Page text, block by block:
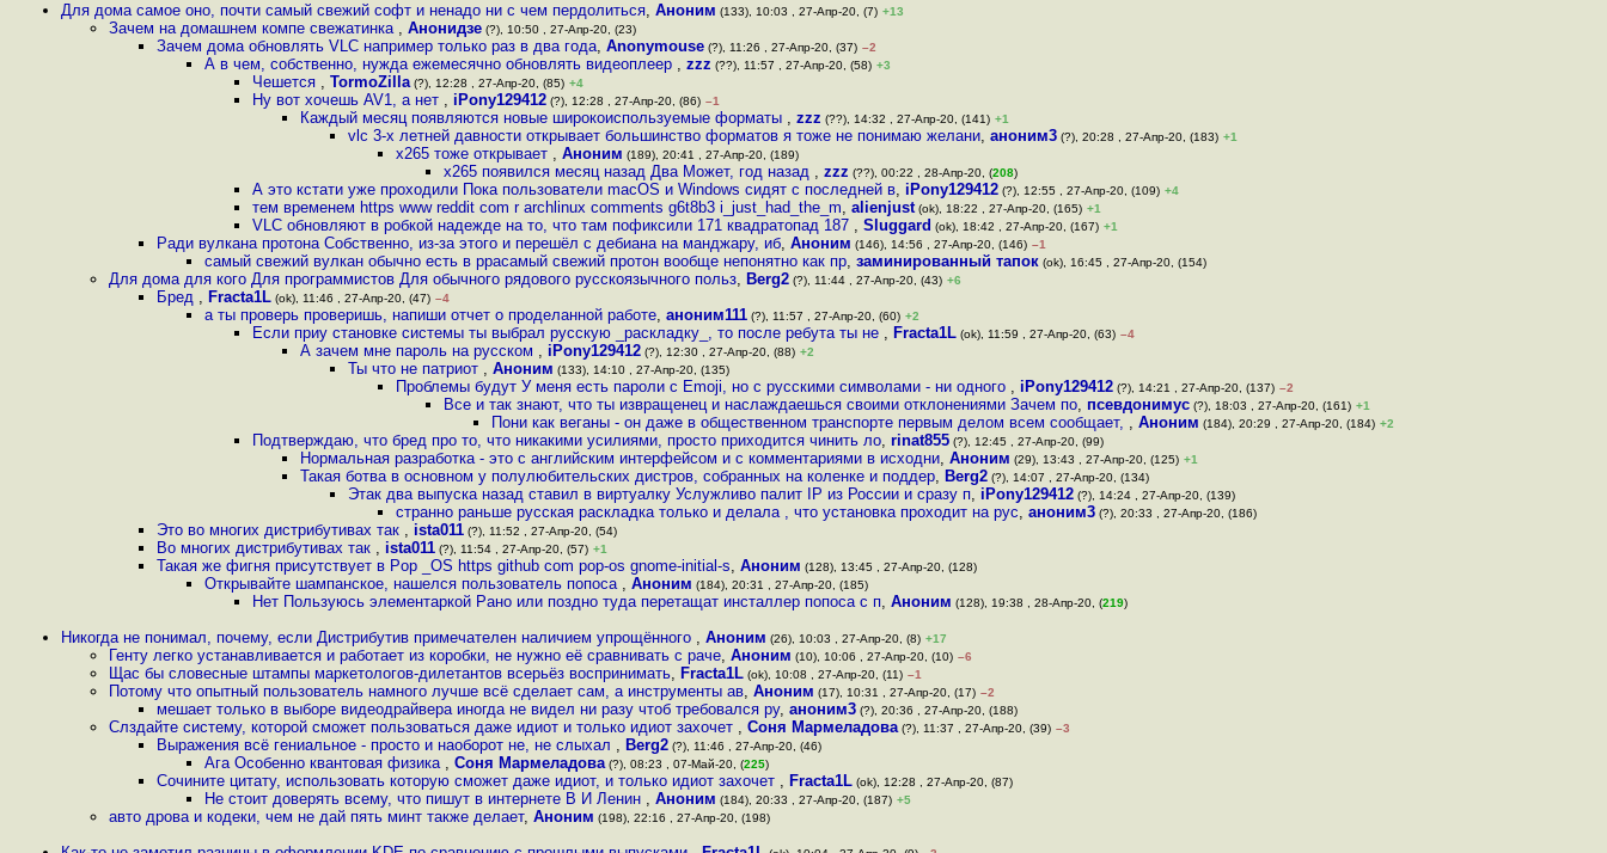
Для дома самое оно, почти самый свежий софт и ненадо ни с чем пердолиться, Аноним (133), 10:03 , 27-Апр-20, (7) +13
Зачем на домашнем компе свежатинка , Анонидзе (?), 10:50 , 27-Апр-20, (23)
Зачем дома обновлять VLC например только раз в два года, Anonymouse (?), 11:26 , 27-Апр-20, (37) –2
А в чем, собственно, нужда ежемесячно обновлять видеоплеер , zzz (??), 11:57 , 27-Апр-20, (58) +3
Чешется , TormoZilla (?), 12:28 , 27-Апр-20, (85) +4
Ну вот хочешь AV1, а нет , iPony129412 (?), 12:28 , 27-Апр-20, (86) –1
Каждый месяц появляются новые широкоиспользуемые форматы , zzz (??), 14:32 , 27-Апр-20, (141) +1
vlc 3-х летней давности открывает большинство форматов я тоже не понимаю желани, аноним3 (?), 20:28 , 27-Апр-20, (183) +1
x265 тоже открывает , Аноним (189), 20:41 , 27-Апр-20, (189)
x265 появился месяц назад Два Может, год назад , zzz (??), 00:22 , 28-Апр-20, (208)
А это кстати уже проходили Пока пользователи macOS и Windows сидят с последней в, iPony129412 (?), 12:55 , 27-Апр-20, (109) +4
тем временем https www reddit com r archlinux comments g6t8b3 i_just_had_the_m, alienjust (ok), 18:22 , 27-Апр-20, (165) +1
VLC обновляют в робкой надежде на то, что там пофиксили 171 квадратопад 187 , Sluggard (ok), 18:42 , 27-Апр-20, (167) +1
Ради вулкана протона Собственно, из-за этого и перешёл с дебиана на манджару, иб, Аноним (146), 14:56 , 27-Апр-20, (146) –1
самый свежий вулкан обычно есть в ppaсамый свежий протон вообще непонятно как пр, заминированный тапок (ok), 16:45 , 27-Апр-20, (154)
Для дома для кого Для программистов Для обычного рядового русскоязычного польз, Berg2 (?), 11:44 , 27-Апр-20, (43) +6
Бред , Fracta1L (ok), 11:46 , 27-Апр-20, (47) –4
а ты проверь проверишь, напиши отчет о проделанной работе, аноним111 (?), 11:57 , 27-Апр-20, (60) +2
Если приу становке системы ты выбрал русскую _раскладку_, то после ребута ты не , Fracta1L (ok), 11:59 , 27-Апр-20, (63) –4
А зачем мне пароль на русском , iPony129412 (?), 12:30 , 27-Апр-20, (88) +2
Ты что не патриот , Аноним (133), 14:10 , 27-Апр-20, (135)
Проблемы будут У меня есть пароли с Emoji, но с русскими символами - ни одного , iPony129412 (?), 14:21 , 27-Апр-20, (137) –2
Все и так знают, что ты извращенец и наслаждаешься своими отклонениями Зачем по, псевдонимус (?), 18:03 , 27-Апр-20, (161) +1
Пони как веганы - он даже в общественном транспорте первым делом всем сообщает, , Аноним (184), 20:29 , 27-Апр-20, (184) +2
Подтверждаю, что бред про то, что никакими усилиями, просто приходится чинить ло, rinat855 (?), 12:45 , 27-Апр-20, (99)
Нормальная разработка - это с английским интерфейсом и с комментариями в исходни, Аноним (29), 13:43 , 27-Апр-20, (125) +1
Такая ботва в основном у полулюбительских дистров, собранных на коленке и поддер, Berg2 (?), 14:07 , 27-Апр-20, (134)
Этак два выпуска назад ставил в виртуалку Услужливо палит IP из России и сразу п, iPony129412 (?), 14:24 , 27-Апр-20, (139)
странно раньше русская раскладка только и делала , что установка проходит на рус, аноним3 (?), 20:33 , 27-Апр-20, (186)
Это во многих дистрибутивах так , ista011 (?), 11:52 , 27-Апр-20, (54)
Во многих дистрибутивах так , ista011 (?), 11:54 , 27-Апр-20, (57) +1
Такая же фигня присутствует в Pop _OS https github com pop-os gnome-initial-s, Аноним (128), 13:45 , 27-Апр-20, (128)
Открывайте шампанское, нашелся пользователь попоса , Аноним (184), 20:31 , 27-Апр-20, (185)
Нет Пользуюсь элементаркой Рано или поздно туда перетащат инсталлер попоса с п, Аноним (128), 19:38 , 28-Апр-20, (219)
Никогда не понимал, почему, если Дистрибутив примечателен наличием упрощённого , Аноним (26), 10:03 , 27-Апр-20, (8) +17
Генту легко устанавливается и работает из коробки, не нужно её сравнивать с раче, Аноним (10), 10:06 , 27-Апр-20, (10) –6
Щас бы словесные штампы маркетологов-дилетантов всерьёз воспринимать, Fracta1L (ok), 10:08 , 27-Апр-20, (11) –1
Потому что опытный пользователь намного лучше всё сделает сам, а инструменты ав, Аноним (17), 10:31 , 27-Апр-20, (17) –2
мешает только в выборе видеодрайвера иногда не видел ни разу чтоб требовался ру, аноним3 (?), 20:36 , 27-Апр-20, (188)
Слздайте систему, которой сможет пользоваться даже идиот и только идиот захочет , Соня Мармеладова (?), 11:37 , 27-Апр-20, (39) –3
Выражения всё гениальное - просто и наоборот не, не слыхал , Berg2 (?), 11:46 , 27-Апр-20, (46)
Ага Особенно квантовая физика , Соня Мармеладова (?), 08:23 , 07-Май-20, (225)
Сочините цитату, использовать которую сможет даже идиот, и только идиот захочет , Fracta1L (ok), 12:28 , 27-Апр-20, (87)
Не стоит доверять всему, что пишут в интернете В И Ленин , Аноним (184), 20:33 , 27-Апр-20, (187) +5
авто дрова и кодеки, чем не дай пять минт также делает, Аноним (198), 22:16 , 27-Апр-20, (198)